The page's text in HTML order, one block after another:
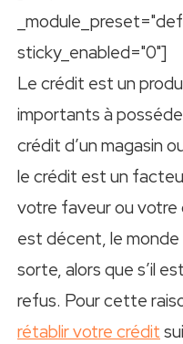
sticky_enabled="0"]
Le crédit est un
importants à
crédit d’un magasin
le crédit est un
votre faveur ou votre
est décent, le monde
sorte, alors que s’il
refus. Pour cette
rétablir votre crédit